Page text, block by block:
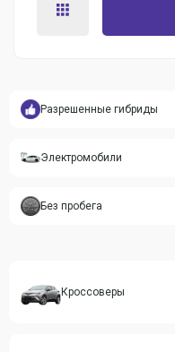
Разрешенные гибриды
Электромобили
Без пробега
Кроссоверы